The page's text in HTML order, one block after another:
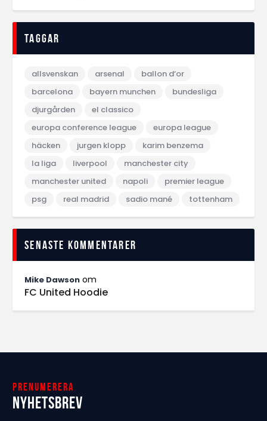
Taggar
allsvenskan arsenal
ballon d‘or
barcelona
bayern munchen
bundesliga
djurgården
el classico
europa conference league
europa league
häcken
jurgen klopp
karim benzema
la liga
liverpool
manchester city
manchester united
napoli
premier league
psg
real madrid sadio mané tottenham
Senaste kommentarer
Mike Dawson om
FC United Hoodie
Prenumerera
Nyhetsbrev